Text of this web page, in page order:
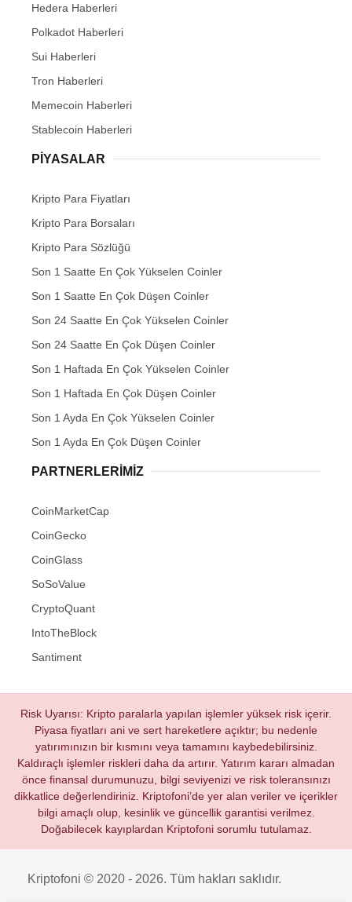
Hedera Haberleri
Polkadot Haberleri
Sui Haberleri
Tron Haberleri
Memecoin Haberleri
Stablecoin Haberleri
PIYASALAR
Kripto Para Fiyatları
Kripto Para Borsaları
Kripto Para Sözlüğü
Son 1 Saatte En Çok Yükselen Coinler
Son 1 Saatte En Çok Düşen Coinler
Son 24 Saatte En Çok Yükselen Coinler
Son 24 Saatte En Çok Düşen Coinler
Son 1 Haftada En Çok Yükselen Coinler
Son 1 Haftada En Çok Düşen Coinler
Son 1 Ayda En Çok Yükselen Coinler
Son 1 Ayda En Çok Düşen Coinler
PARTNERLERIMIZ
CoinMarketCap
CoinGecko
CoinGlass
SoSoValue
CryptoQuant
IntoTheBlock
Santiment
Risk Uyarısı: Kripto paralarla yapılan işlemler yüksek risk içerir.
Piyasa fiyatları ani ve sert hareketlere açıktır; bu nedenle
yatırımınızın bir kısmını veya tamamını kaybedebilirsiniz.
Kaldıraçlı işlemler riskleri daha da artırır. Yatırım kararı almadan
önce finansal durumunuzu, bilgi seviyenizi ve risk toleransınızı
dikkatlice değerlendiriniz. Kriptofoni’de yer alan veriler ve içerikler
bilgi amaçlı olup, kesinlik ve güncellik garantisi verilmez.
Doğabilecek kayıplardan Kriptofoni sorumlu tutulamaz.
Kriptofoni © 2020 - 2026. Tüm hakları saklıdır.